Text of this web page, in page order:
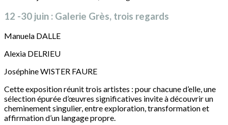
12 -30 juin : Galerie Grès, trois regards
Manuela DALLE
Alexia DELRIEU
Joséphine WISTER FAURE
Cette exposition réunit trois artistes : pour chacune d’elle, une
sélection épurée d’œuvres significatives invite à découvrir un
cheminement singulier, entre exploration, transformation et
affirmation d’un langage propre.